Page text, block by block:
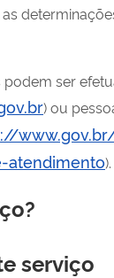
ser
) ou
).
serviço